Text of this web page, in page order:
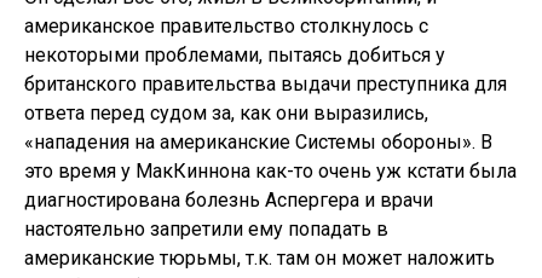
американское правительство столкнулось с
некоторыми проблемами, пытаясь добиться у
британского правительства выдачи преступника для
ответа перед судом за, как они выразились,
«нападения на американские Системы обороны». В
это время у МакКиннона как-то очень уж кстати была
диагностирована болезнь Аспергера и врачи
настоятельно запретили ему попадать в
американские тюрьмы, т.к. там он может наложить